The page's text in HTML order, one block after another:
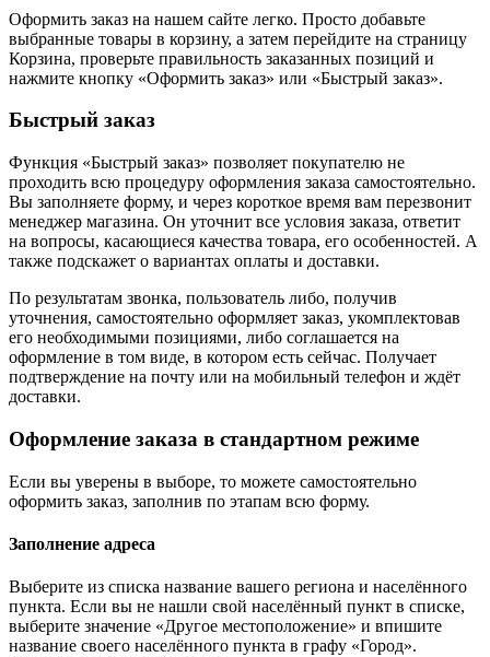
Оформить заказ на нашем сайте легко. Просто добавьте
выбранные товары в корзину, а затем перейдите на страницу
Корзина, проверьте правильность заказанных позиций и
нажмите кнопку «Оформить заказ» или «Быстрый заказ».
Быстрый заказ
Функция «Быстрый заказ» позволяет покупателю не
проходить всю процедуру оформления заказа самостоятельно.
Вы заполняете форму, и через короткое время вам перезвонит
менеджер магазина. Он уточнит все условия заказа, ответит
на вопросы, касающиеся качества товара, его особенностей. А
также подскажет о вариантах оплаты и доставки.
По результатам звонка, пользователь либо, получив
уточнения, самостоятельно оформляет заказ, укомплектовав
его необходимыми позициями, либо соглашается на
оформление в том виде, в котором есть сейчас. Получает
подтверждение на почту или на мобильный телефон и ждёт
доставки.
Оформление заказа в стандартном режиме
Если вы уверены в выборе, то можете самостоятельно
оформить заказ, заполнив по этапам всю форму.
Заполнение адреса
Выберите из списка название вашего региона и населённого
пункта. Если вы не нашли свой населённый пункт в списке,
выберите значение «Другое местоположение» и впишите
название своего населённого пункта в графу «Город».